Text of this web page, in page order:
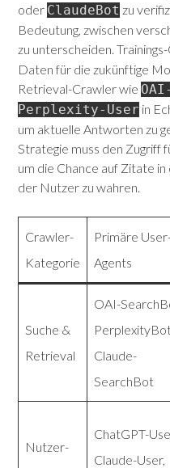
oder ClaudeBot zu
Bedeutung, zwischen
zu unterscheiden.
Daten für die zukünftige
Retrieval-Crawler wie
Perplexity-User in
um aktuelle Antworten zu
Strategie muss den Zugriff
um die Chance auf Zitate
der Nutzer zu wahren.
Crawler-
Kategorie
Primäre
Agents
Suche &
Retrieval
OAI-
Claude-
SearchBot
Nutzer-
ChatGPT-
Claude-User,